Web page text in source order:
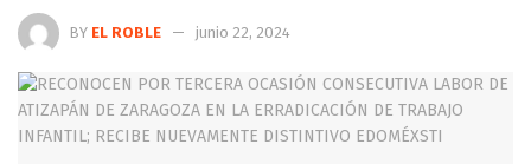
BY EL ROBLE junio 22, 2024